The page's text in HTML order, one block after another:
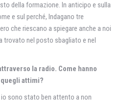
della formazione. In anticipo e sulla
e sul perché, Indagano tre
che riescano a spiegare anche a noi
trovato nel posto sbagliato e nel
la radio. Come hanno
attimi?
sono stato ben attento a non